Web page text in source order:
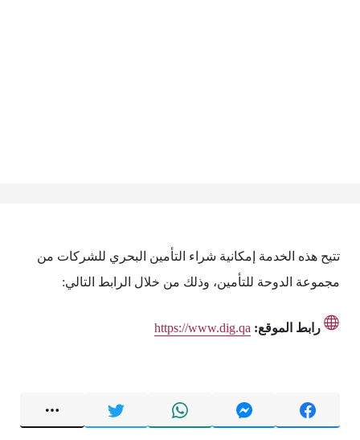
تتيح هذه الخدمة إمكانية شراء التأمين البحري للشركات من
مجموعة الدوحة للتأمين، وذلك من خلال الرابط التالي:
رابط الموقع: https://www.dig.qa